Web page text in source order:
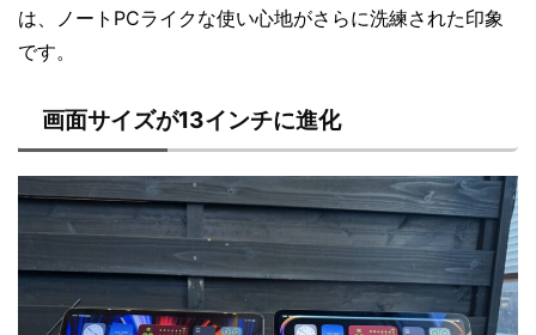
は、ノートPCライクな使い心地がさらに洗練された印象
です。
画面サイズが13インチに進化